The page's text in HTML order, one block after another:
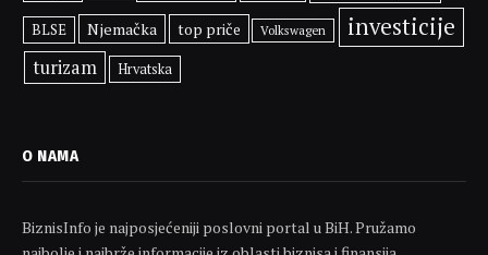
BLSE Njemačka top priče Volkswagen investicije
turizam Hrvatska
O NAMA
BiznisInfo je najposjećeniji poslovni portal u BiH. Pružamo